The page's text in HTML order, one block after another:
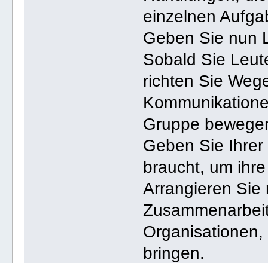
einzelnen
Geben Sie nun
Sobald Sie
richten Sie
Gruppe
Geben Sie
braucht, um
Arrangieren Sie
bringen.